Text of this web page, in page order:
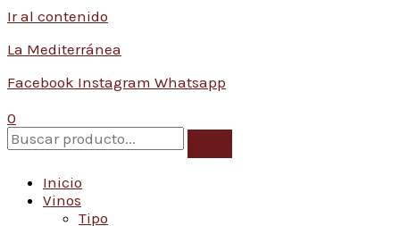
Ir al contenido
La Mediterránea
Facebook Instagram Whatsapp
0
Inicio
Vinos
Tipo
Conoce nuestras promociones y servicios